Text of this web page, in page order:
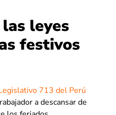
leyes
festivos
713 del Perú
a descansar de